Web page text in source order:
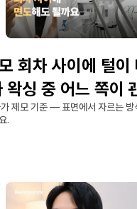
회차 사이에 털이
왁싱 중 어느 쪽이
제모 기준 — 표면에서 자르는 방
.